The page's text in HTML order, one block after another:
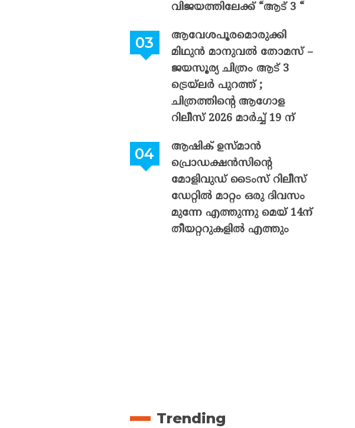
വിജയത്തിലേക്ക് “ആട് 3 “
ആവേശപൂരമൊരുക്കി
മിഥുൻ മാനുവൽ തോമസ് –
ജയസൂര്യ ചിത്രം ആട് 3
ട്രെയ്‌ലർ പുറത്ത് ;
ചിത്രത്തിന്റെ ആഗോള
റിലീസ് 2026 മാർച്ച് 19 ന്
ആഷിക് ഉസ്മാൻ
പ്രൊഡക്ഷൻസിന്റെ
മോളിവുഡ് ടൈംസ് റിലീസ്
ഡേറ്റിൽ മാറ്റം ഒരു ദിവസം
മുന്നേ എത്തുന്നു മെയ് 14ന്
തീയറ്ററുകളിൽ എത്തും
Trending